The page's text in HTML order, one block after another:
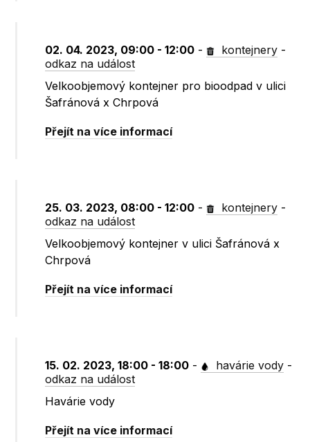
02. 04. 2023, 09:00 - 12:00 - kontejnery -
odkaz na událost
Velkoobjemový kontejner pro bioodpad v ulici
Šafránová x Chrpová
Přejít na více informací
25. 03. 2023, 08:00 - 12:00 - kontejnery -
odkaz na událost
Velkoobjemový kontejner v ulici Šafránová x
Chrpová
Přejít na více informací
15. 02. 2023, 18:00 - 18:00 - havárie vody -
odkaz na událost
Havárie vody
Přejít na více informací